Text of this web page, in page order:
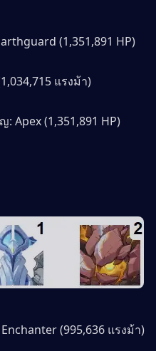
(1,351,891 HP)
แรงม้า)
: Apex (1,351,891 HP)
(995,636 แรงม้า)